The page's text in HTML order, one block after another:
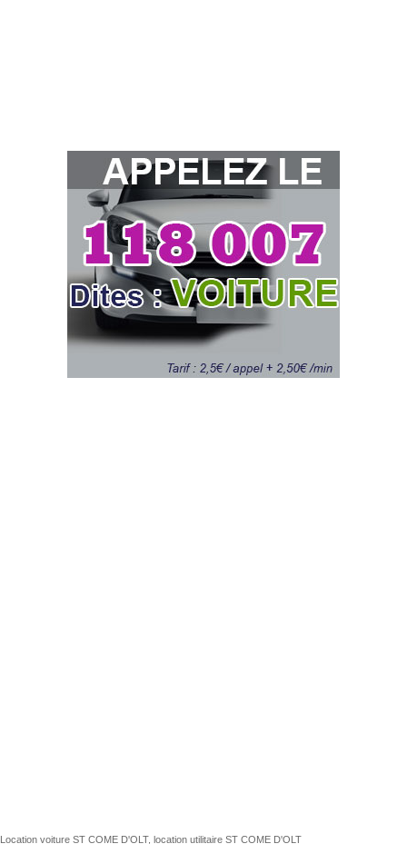
Location voiture ST COME D'OLT, location utilitaire ST COME D'OLT